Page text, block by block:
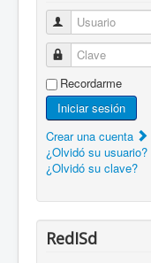
Usuario
Clave
Recordarme
Iniciar sesión
Crear una cuenta
¿Olvidó su usuario?
¿Olvidó su clave?
RedISd